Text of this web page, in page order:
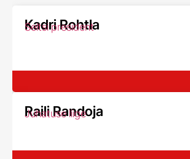
Kadri Rohtla
Seltsi president
Raili Randoja
Juhatuse liige